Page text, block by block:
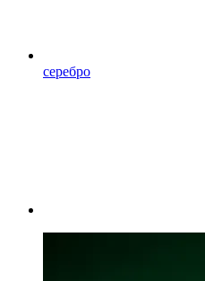
серебро